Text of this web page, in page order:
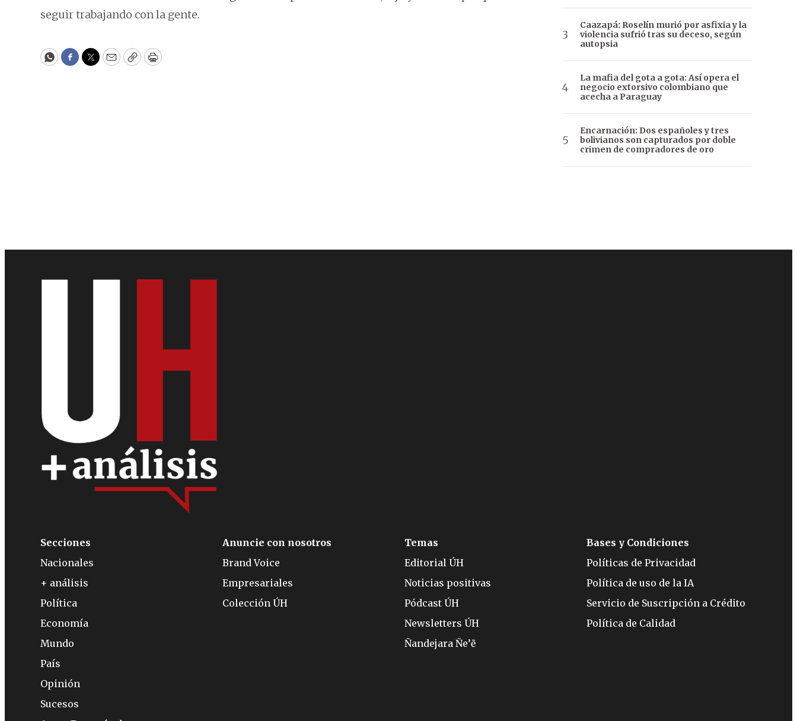
seguir trabajando con la gente.
WhatsApp
Facebook
Twitter
EmailCopyPrint
Caazapá: Roselín murió por asfixia y la
violencia sufrió tras su deceso, según
autopsia
La mafia del gota a gota: Así opera el
negocio extorsivo colombiano que
acecha a Paraguay
Encarnación: Dos españoles y tres
bolivianos son capturados por doble
crimen de compradores de oro
Secciones
Nacionales
+ análisis
Política
Economía
Mundo
País
Opinión
Sucesos
Anuncie con nosotros
Brand Voice
Empresariales
Colección ÚH
Temas
Editorial ÚH
Noticias positivas
Pódcast ÚH
Newsletters ÚH
Ñandejara Ñe’ẽ
Bases y Condiciones
Políticas de Privacidad
Política de uso de la IA
Servicio de Suscripción a Crédito
Política de Calidad